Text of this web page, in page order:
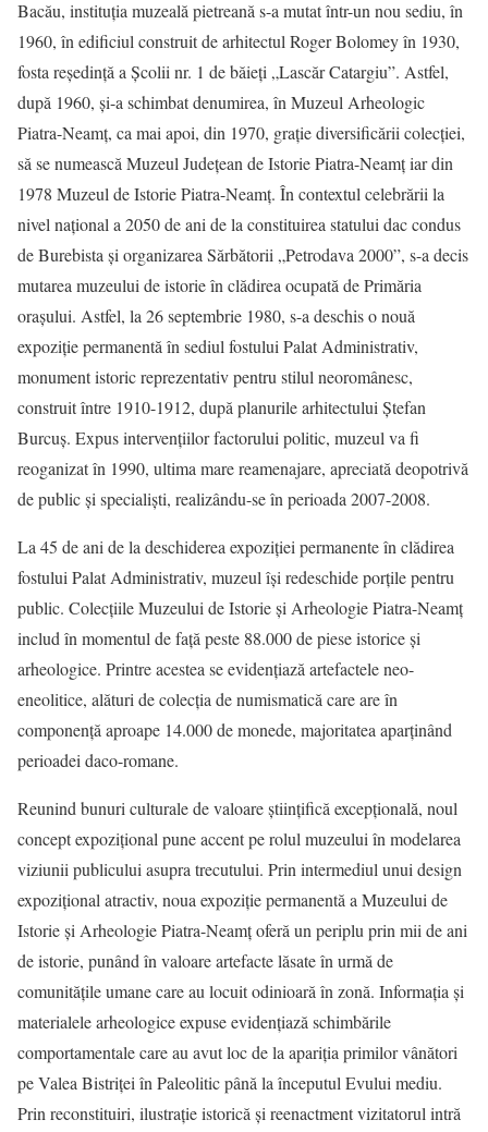
Bacău, instituția muzeală pietreană s-a mutat într-un nou sediu, în
1960, în edificiul construit de arhitectul Roger Bolomey în 1930,
fosta reședință a Școlii nr. 1 de băieți „Lascăr Catargiu”. Astfel,
după 1960, și-a schimbat denumirea, în Muzeul Arheologic
Piatra-Neamț, ca mai apoi, din 1970, grație diversificării colecției,
să se numească Muzeul Judeţean de Istorie Piatra-Neamţ iar din
1978 Muzeul de Istorie Piatra-Neamţ. În contextul celebrării la
nivel naţional a 2050 de ani de la constituirea statului dac condus
de Burebista și organizarea Sărbătorii „Petrodava 2000”, s-a decis
mutarea muzeului de istorie în clădirea ocupată de Primăria
oraşului. Astfel, la 26 septembrie 1980, s-a deschis o nouă
expoziţie permanentă în sediul fostului Palat Administrativ,
monument istoric reprezentativ pentru stilul neoromânesc,
construit între 1910-1912, după planurile arhitectului Ștefan
Burcuș. Expus intervențiilor factorului politic, muzeul va fi
reoganizat în 1990, ultima mare reamenajare, apreciată deopotrivă
de public și specialiști, realizându-se în perioada 2007-2008.
La 45 de ani de la deschiderea expoziției permanente în clădirea
fostului Palat Administrativ, muzeul își redeschide porțile pentru
public. Colecțiile Muzeului de Istorie și Arheologie Piatra-Neamț
includ în momentul de față peste 88.000 de piese istorice și
arheologice. Printre acestea se evidențiază artefactele neo-
eneolitice, alături de colecția de numismatică care are în
componență aproape 14.000 de monede, majoritatea aparținând
perioadei daco-romane.
Reunind bunuri culturale de valoare ştiinţifică excepţională, noul
concept expozițional pune accent pe rolul muzeului în modelarea
viziunii publicului asupra trecutului. Prin intermediul unui design
expozițional atractiv, noua expoziție permanentă a Muzeului de
Istorie și Arheologie Piatra-Neamț oferă un periplu prin mii de ani
de istorie, punând în valoare artefacte lăsate în urmă de
comunitățile umane care au locuit odinioară în zonă. Informația și
materialele arheologice expuse evidențiază schimbările
comportamentale care au avut loc de la apariția primilor vânători
pe Valea Bistriței în Paleolitic până la începutul Evului mediu.
Prin reconstituiri, ilustrație istorică și reenactment vizitatorul intră